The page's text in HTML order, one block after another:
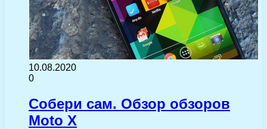
10.08.2020
0
Собери сам. Обзор обзоров
Moto X